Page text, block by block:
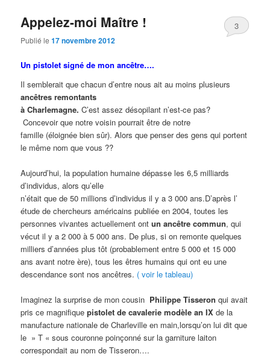
Appelez-moi Maître !
Publié le17 novembre 2012
3
Un pistolet signé de mon ancêtre….
Il semblerait que chacun d’entre nous ait au moins plusieurs
ancêtres remontants
à Charlemagne.C’est assez désopilant n’est-ce pas?
Concevoir que notre voisin pourrait être de notre
famille (éloignée bien sûr). Alors que penser des gens qui portent
le même nom que vous ??
Aujourd’hui, la population humaine dépasse les 6,5 milliards
d’individus, alors qu’elle
n’était que de 50 millions d’individus il y a 3 000 ans.D’après l’
étude de chercheurs américains publiée en 2004, toutes les
personnes vivantes actuellement ontun ancêtre commun, qui
vécut il y a 2 000 à 5 000 ans. De plus, si on remonte quelques
milliers d’années plus tôt (probablement entre 5 000 et 15 000
ans avant notre ère), tous les êtres humains qui ont eu une
descendance sont nos ancêtres. ( voir le tableau)
Imaginez la surprise de mon cousin Philippe Tisseronqui avait
pris ce magnifiquepistolet de cavalerie modèle an IX de la
manufacture nationale de Charleville en main,lorsqu’on lui dit que
le » T « sous couronne poinçonné sur la garniture laiton
correspondait au nom de Tisseron….